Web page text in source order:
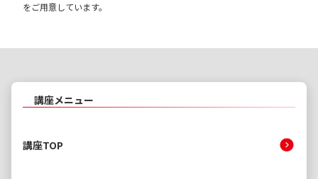
をご用意しています。
講座メニュー
講座TOP